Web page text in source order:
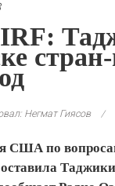
Негмат Гиясов
США по